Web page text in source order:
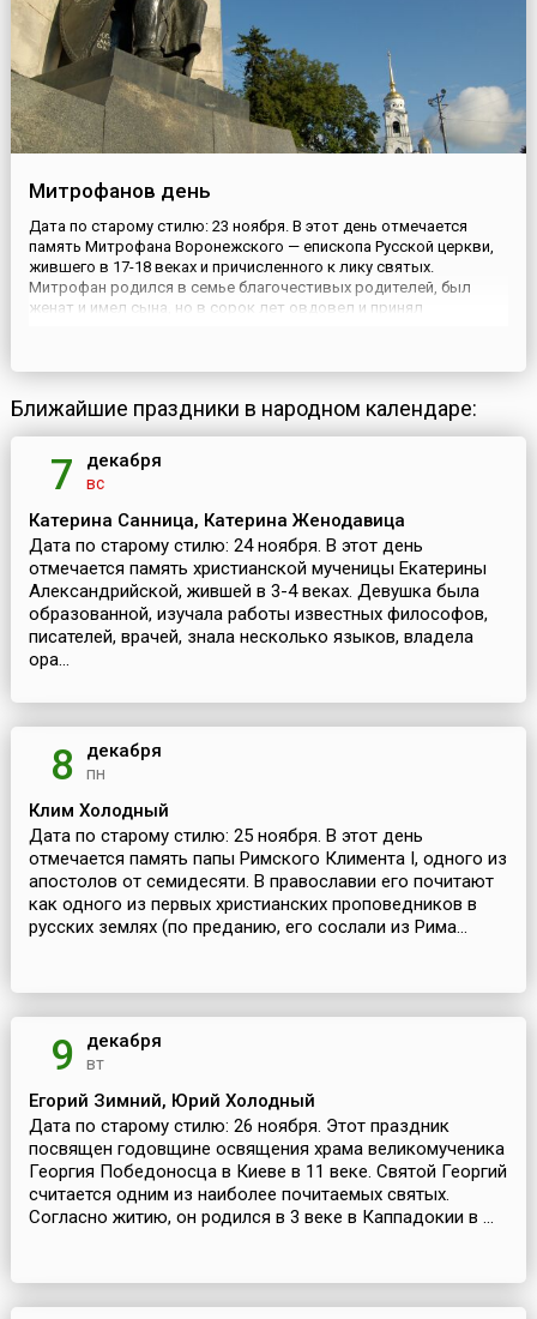
Митрофанов день
Дата по старому стилю: 23 ноября. В этот день отмечается
память Митрофана Воронежского — епископа Русской церкви,
жившего в 17-18 веках и причисленного к лику святых.
Митрофан родился в семье благочестивых родителей, был
женат и имел сына, но в сорок лет овдовел и принял
епископом Воронежс...
Ближайшие праздники в народном календаре:
7 декабря
вс
Катерина Санница, Катерина Женодавица
Дата по старому стилю: 24 ноября. В этот день
отмечается память христианской мученицы Екатерины
Александрийской, жившей в 3-4 веках. Девушка была
образованной, изучала работы известных философов,
писателей, врачей, знала несколько языков, владела
ора...
8 декабря
пн
Клим Холодный
Дата по старому стилю: 25 ноября. В этот день
отмечается память папы Римского Климента I, одного из
апостолов от семидесяти. В православии его почитают
как одного из первых христианских проповедников в
русских землях (по преданию, его сослали из Рима...
9 декабря
вт
Егорий Зимний, Юрий Холодный
Дата по старому стилю: 26 ноября. Этот праздник
посвящен годовщине освящения храма великомученика
Георгия Победоносца в Киеве в 11 веке. Святой Георгий
считается одним из наиболее почитаемых святых.
Согласно житию, он родился в 3 веке в Каппадокии в ...